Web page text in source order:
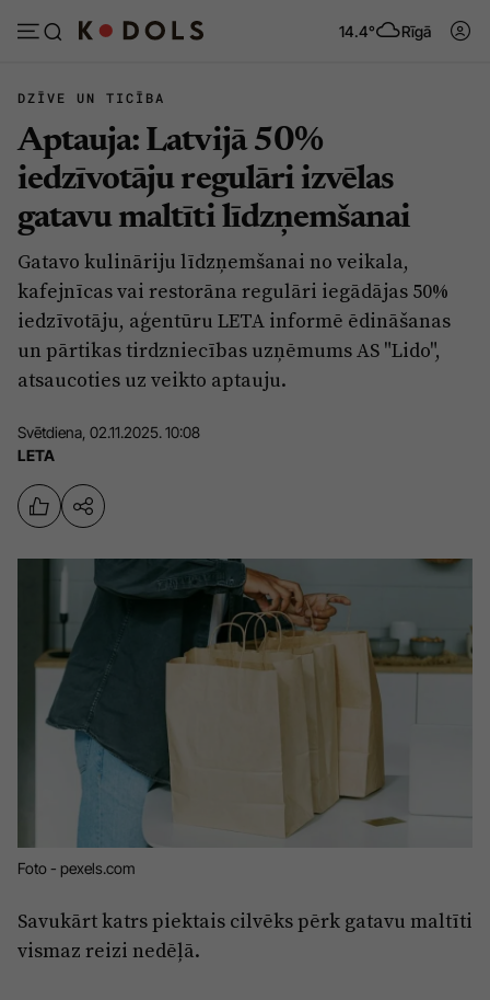
14.4° Rīgā
Abonēt Pieslēgties
Ziņas
Politika
Pašvaldības
Izglītība
Veselība
Ģimene
Sports
Drošība
Tēmas
Viedokļi
Dzīve un ticība
Ekonomika
Krimināli
Pierīga
Ķekava
Ropaži
Saulkrasti
Projekti
Mediju atbalsta fonds
Iedvesmai nav vecuma
DZĪVE UN TICĪBA
Aptauja: Latvijā 50%
iedzīvotāju regulāri izvēlas
gatavu maltīti līdzņemšanai
Gatavo kulināriju līdzņemšanai no veikala,
kafejnīcas vai restorāna regulāri iegādājas 50%
iedzīvotāju, aģentūru LETA informē ēdināšanas
un pārtikas tirdzniecības uzņēmums AS "Lido",
atsaucoties uz veikto aptauju.
Svētdiena, 02.11.2025. 10:08
LETA
Foto - pexels.com
Savukārt katrs piektais cilvēks pērk gatavu maltīti
vismaz reizi nedēļā.